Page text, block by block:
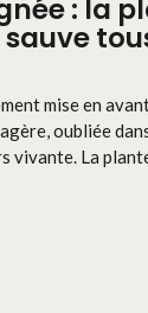
: la
mise en
oubliée
La